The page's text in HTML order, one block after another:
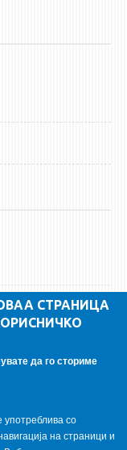
СТРАНИЦА
да го сториме
употреблива со
на страници и